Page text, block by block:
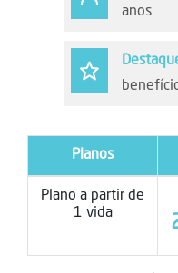
anos
Planos
Plano a partir de
1 vida